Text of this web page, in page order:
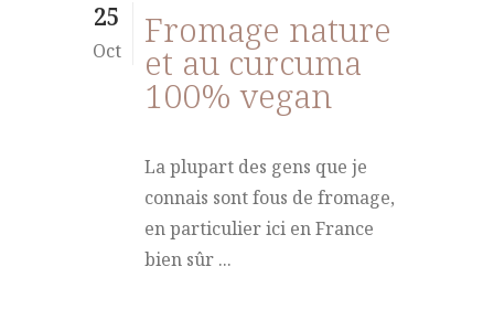
25
Oct Fromage nature
et au curcuma
100% vegan
La plupart des gens que je
connais sont fous de fromage,
en particulier ici en France
bien sûr ...